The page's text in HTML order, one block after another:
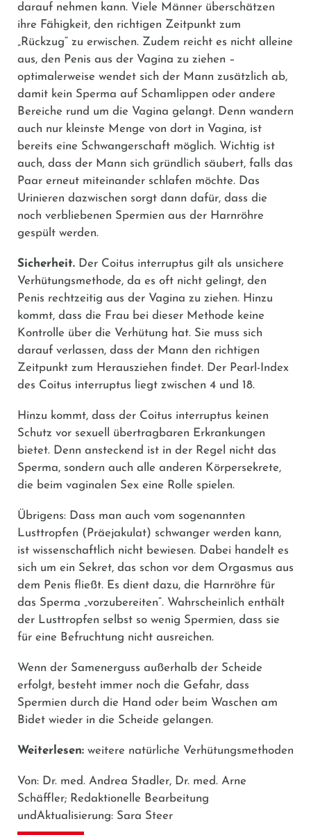
darauf nehmen kann. Viele Männer überschätzen
ihre Fähigkeit, den richtigen Zeitpunkt zum
„Rückzug“ zu erwischen. Zudem reicht es nicht alleine
aus, den Penis aus der Vagina zu ziehen –
optimalerweise wendet sich der Mann zusätzlich ab,
damit kein Sperma auf Schamlippen oder andere
Bereiche rund um die Vagina gelangt. Denn wandern
auch nur kleinste Menge von dort in Vagina, ist
bereits eine Schwangerschaft möglich. Wichtig ist
auch, dass der Mann sich gründlich säubert, falls das
Paar erneut miteinander schlafen möchte. Das
Urinieren dazwischen sorgt dann dafür, dass die
noch verbliebenen Spermien aus der Harnröhre
gespült werden.
Sicherheit. Der Coitus interruptus gilt als unsichere
Verhütungsmethode, da es oft nicht gelingt, den
Penis rechtzeitig aus der Vagina zu ziehen. Hinzu
kommt, dass die Frau bei dieser Methode keine
Kontrolle über die Verhütung hat. Sie muss sich
darauf verlassen, dass der Mann den richtigen
Zeitpunkt zum Herausziehen findet. Der Pearl-Index
des Coitus interruptus liegt zwischen 4 und 18.
Hinzu kommt, dass der Coitus interruptus keinen
Schutz vor sexuell übertragbaren Erkrankungen
bietet. Denn ansteckend ist in der Regel nicht das
Sperma, sondern auch alle anderen Körpersekrete,
die beim vaginalen Sex eine Rolle spielen.
Übrigens: Dass man auch vom sogenannten
Lusttropfen (Präejakulat) schwanger werden kann,
ist wissenschaftlich nicht bewiesen. Dabei handelt es
sich um ein Sekret, das schon vor dem Orgasmus aus
dem Penis fließt. Es dient dazu, die Harnröhre für
das Sperma „vorzubereiten“. Wahrscheinlich enthält
der Lusttropfen selbst so wenig Spermien, dass sie
für eine Befruchtung nicht ausreichen.
Wenn der Samenerguss außerhalb der Scheide
erfolgt, besteht immer noch die Gefahr, dass
Spermien durch die Hand oder beim Waschen am
Bidet wieder in die Scheide gelangen.
Weiterlesen: weitere natürliche Verhütungsmethoden
Von: Dr. med. Andrea Stadler, Dr. med. Arne
Schäffler; Redaktionelle Bearbeitung
undAktualisierung: Sara Steer